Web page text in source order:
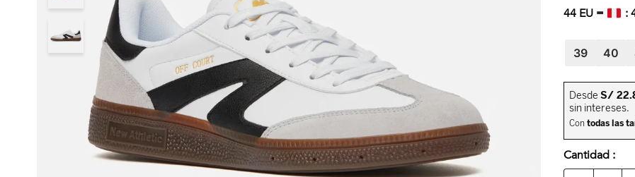
44 EU = :
39 40
Cantidad